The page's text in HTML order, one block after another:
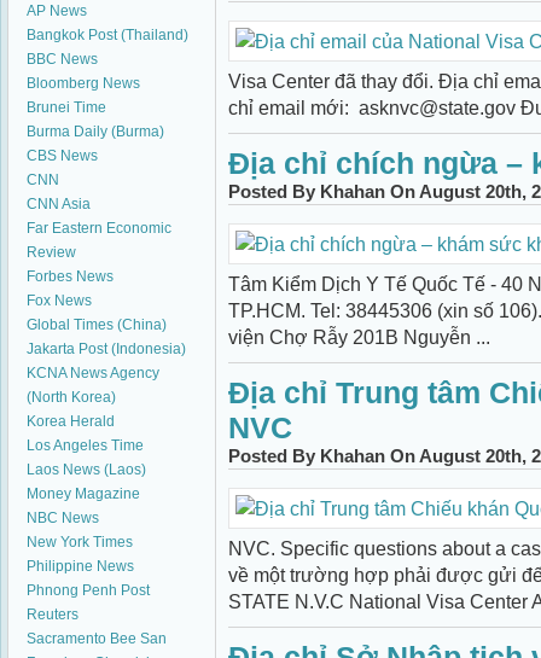
AP News
Bangkok Post (Thailand)
BBC News
Bloomberg News
Brunei Time
Burma Daily (Burma)
CBS News
CNN
CNN Asia
Far Eastern Economic
Review
Forbes News
Fox News
Global Times (China)
Jakarta Post (Indonesia)
KCNA News Agency
(North Korea)
Korea Herald
Los Angeles Time
Laos News (Laos)
Money Magazine
NBC News
New York Times
Philippine News
Phnong Penh Post
Reuters
Sacramento Bee San
Visa Center đã thay đổi. Địa chỉ
chỉ email mới: asknvc@state.gov
Địa chỉ chích ngừa –
Posted By Khahan On August 20th,
Tâm Kiểm Dịch Y Tế Quốc Tế - 40
TP.HCM. Tel: 38445306 (xin số
viện Chợ Rẫy 201B Nguyễn ...
Địa chỉ Trung tâm
NVC
Posted By Khahan On August 20th,
NVC. Specific questions about a
về một trường hợp phải được gửi
STATE N.V.C National Visa Center